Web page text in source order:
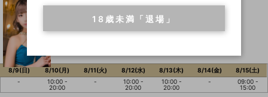
れんれん
T160 B82(E)W55H85
8/9(日)
-
8/10(月)
10:00 -
20:00
8/11(火)
-
8/12(水)
10:00 -
20:00
8/13(木)
10:00 -
20:00
8/14(金)
-
8/15(土)
09:00 -
15:00
18歳未満「退場」